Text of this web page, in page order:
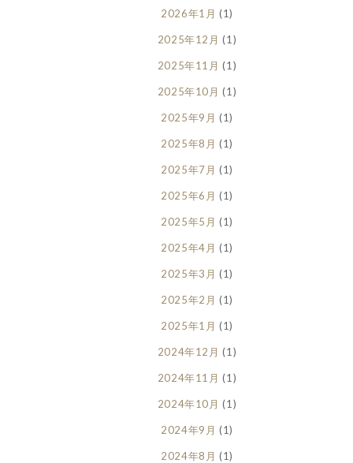
2026年1月 (1)
2025年12月 (1)
2025年11月 (1)
2025年10月 (1)
2025年9月 (1)
2025年8月 (1)
2025年7月 (1)
2025年6月 (1)
2025年5月 (1)
2025年4月 (1)
2025年3月 (1)
2025年2月 (1)
2025年1月 (1)
2024年12月 (1)
2024年11月 (1)
2024年10月 (1)
2024年9月 (1)
2024年8月 (1)